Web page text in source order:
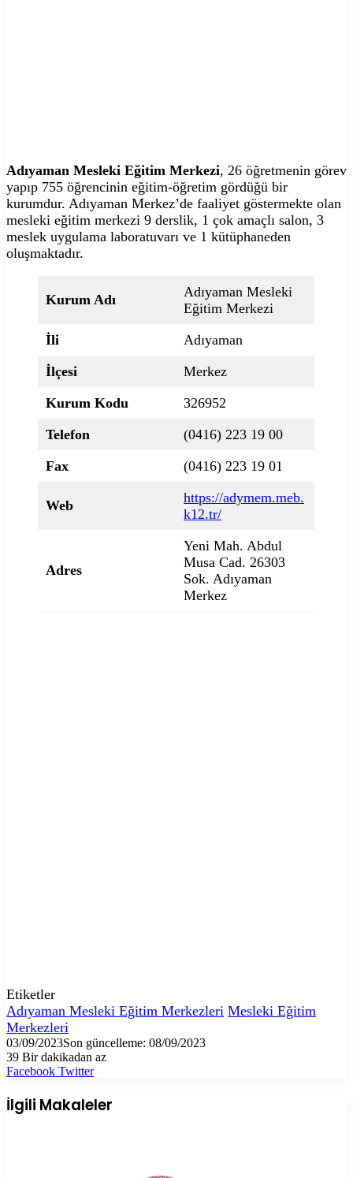
Adıyaman Mesleki Eğitim Merkezi, 26 öğretmenin görev
yapıp 755 öğrencinin eğitim-öğretim gördüğü bir
kurumdur. Adıyaman Merkez’de faaliyet göstermekte olan
mesleki eğitim merkezi 9 derslik, 1 çok amaçlı salon, 3
meslek uygulama laboratuvarı ve 1 kütüphaneden
oluşmaktadır.
Kurum Adı
Adıyaman Mesleki
Eğitim Merkezi
İli
Adıyaman
İlçesi
Merkez
Kurum Kodu
326952
Telefon
(0416) 223 19 00
Fax
(0416) 223 19 01
Web
https://adymem.meb.
k12.tr/
Adres
Yeni Mah. Abdul
Musa Cad. 26303
Sok. Adıyaman
Merkez
Etiketler
Adıyaman Mesleki Eğitim Merkezleri Mesleki Eğitim
Merkezleri
03/09/2023Son güncelleme: 08/09/2023
39 Bir dakikadan az
Facebook TwitterLinkedIn
Tumblr
Pinterest
Reddit
VKontakte
E-
ile
paylaş
Yazdır
İlgili Makaleler